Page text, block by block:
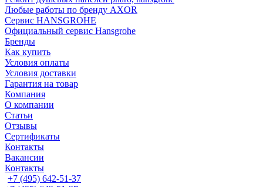
Любые работы по бренду AXOR
Сервис HANSGROHE
Официальный сервис Hansgrohe
Бренды
Как купить
Условия оплаты
Условия доставки
Гарантия на товар
Компания
О компании
Статьи
Отзывы
Сертификаты
Контакты
Вакансии
Контакты
+7 (495) 642-51-37